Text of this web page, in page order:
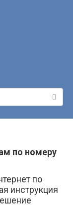
по номеру
по
инструкция